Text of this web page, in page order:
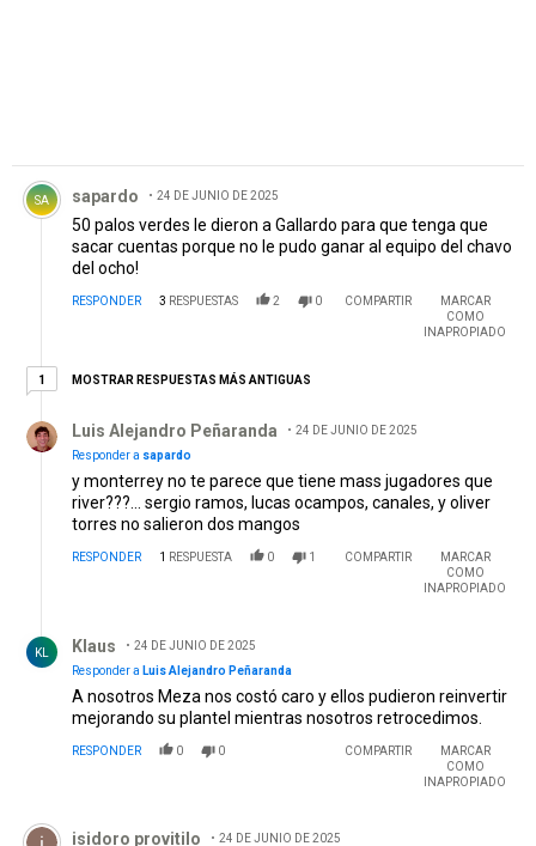
Comentario de sapardo.
SA sapardo 24 DE JUNIO DE 2025
50 palos verdes le dieron a Gallardo para que tenga que
sacar cuentas porque no le pudo ganar al equipo del chavo
del ocho!
RESPONDER 3 RESPUESTAS 2 0 COMPARTIR
MARCAR
COMO
INAPROPIADO
11 respuesta más antiguas
MOSTRAR RESPUESTAS MÁS ANTIGUAS
Luis Alejandro Peñaranda
24 DE JUNIO DE 2025
Responder a sapardo
y monterrey no te parece que tiene mass jugadores que
river???... sergio ramos, lucas ocampos, canales, y oliver
torres no salieron dos mangos
RESPONDER 1 RESPUESTA 0 1 COMPARTIR
MARCAR
COMO
INAPROPIADO
KL Klaus
24 DE JUNIO DE 2025
Responder a Luis Alejandro Peñaranda
A nosotros Meza nos costó caro y ellos pudieron reinvertir
mejorando su plantel mientras nosotros retrocedimos.
RESPONDER 0 0 COMPARTIR
MARCAR
COMO
INAPROPIADO
Comentario de isidoro provitilo.
isidoro provitilo 24 DE JUNIO DE 2025